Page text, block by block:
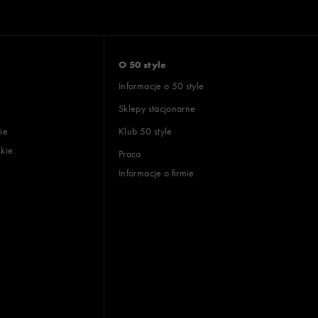
O 50 style
Informacje o 50 style
Sklepy stacjonarne
Klub 50 style
Praca
Informacje o firmie